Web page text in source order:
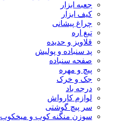
جعبه ابزار
کیف ابزار
چراغ پیشانی
تیغ اره
قلاویز و حدیده
پد سنباده و پولیش
صفحه سنباده
پیچ و مهره
جک و خرک
درجه باد
لوازم کارواش
سر پیچ گوشتی
سوزن منگنه کوب و میخکوب